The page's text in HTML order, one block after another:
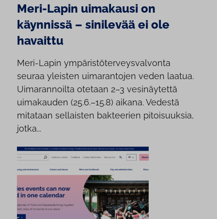
Meri-Lapin uimakausi on
käynnissä – sinilevää ei ole
havaittu
Meri-Lapin ympäristöterveysvalvonta
seuraa yleisten uimarantojen veden laatua.
Uimarannoilta otetaan 2–3 vesinäytettä
uimakauden (25.6.–15.8) aikana. Vedestä
mitataan sellaisten bakteerien pitoisuuksia,
jotka...